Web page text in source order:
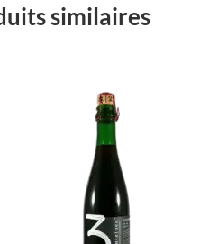
similaires